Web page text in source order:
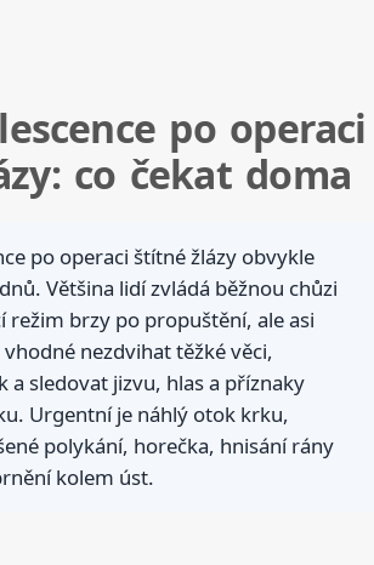
po operaci
co čekat doma
po operaci štítné žlázy obvykle
Většina lidí zvládá běžnou chůzi
režim brzy po propuštění, ale asi
nezdvihat těžké věci,
a sledovat jizvu, hlas a příznaky
Urgentní je náhlý otok krku,
polykání, horečka, hnisání rány
kolem úst.